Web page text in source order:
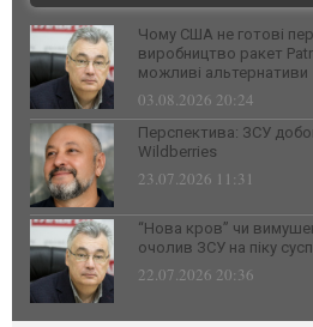
Чому США не готові
виробництво ракет
можливі альтернативи
03.08.2026 20:24
Перспектива: ЗСУ
Wildberries
23.07.2026 11:31
“Нова кров” чи
очолив ЗСУ на піку
22.07.2026 20:36